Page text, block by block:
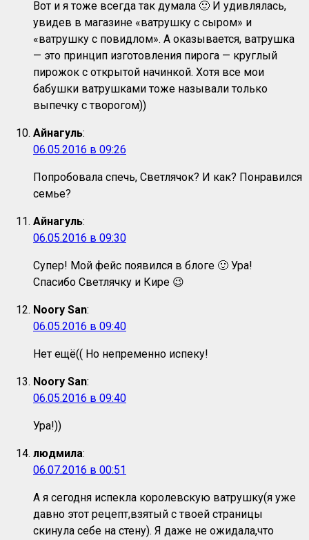
Вот и я тоже всегда так думала 🙂 И удивлялась,
увидев в магазине «ватрушку с сыром» и
«ватрушку с повидлом». А оказывается, ватрушка
— это принцип изготовления пирога — круглый
пирожок с открытой начинкой. Хотя все мои
бабушки ватрушками тоже называли только
выпечку с творогом))
Айнагуль:
06.05.2016 в 09:26
Попробовала спечь, Светлячок? И как? Понравился
семье?
Айнагуль:
06.05.2016 в 09:30
Супер! Мой фейс появился в блоге 🙂 Ура!
Спасибо Светлячку и Кире 😉
Noory San:
06.05.2016 в 09:40
Нет ещё(( Но непременно испеку!
Noory San:
06.05.2016 в 09:40
Ура!))
людмила:
06.07.2016 в 00:51
А я сегодня испекла королевскую ватрушку(я уже
давно этот рецепт,взятый с твоей страницы
скинула себе на стену). Я даже не ожидала,что